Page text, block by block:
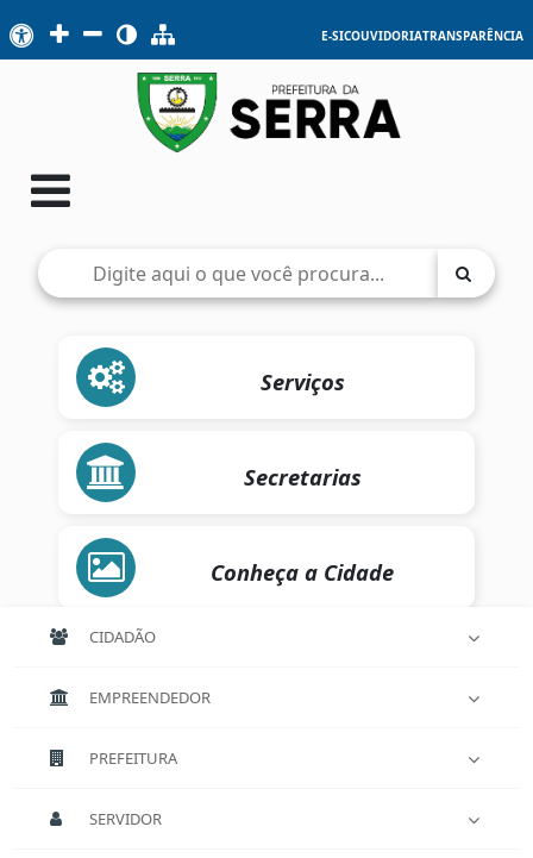
E-SICOUVIDORIATRANSPARÊNCIA
Serviços
Secretarias
Conheça a Cidade
CIDADÃO
EMPREENDEDOR
PREFEITURA
SERVIDOR